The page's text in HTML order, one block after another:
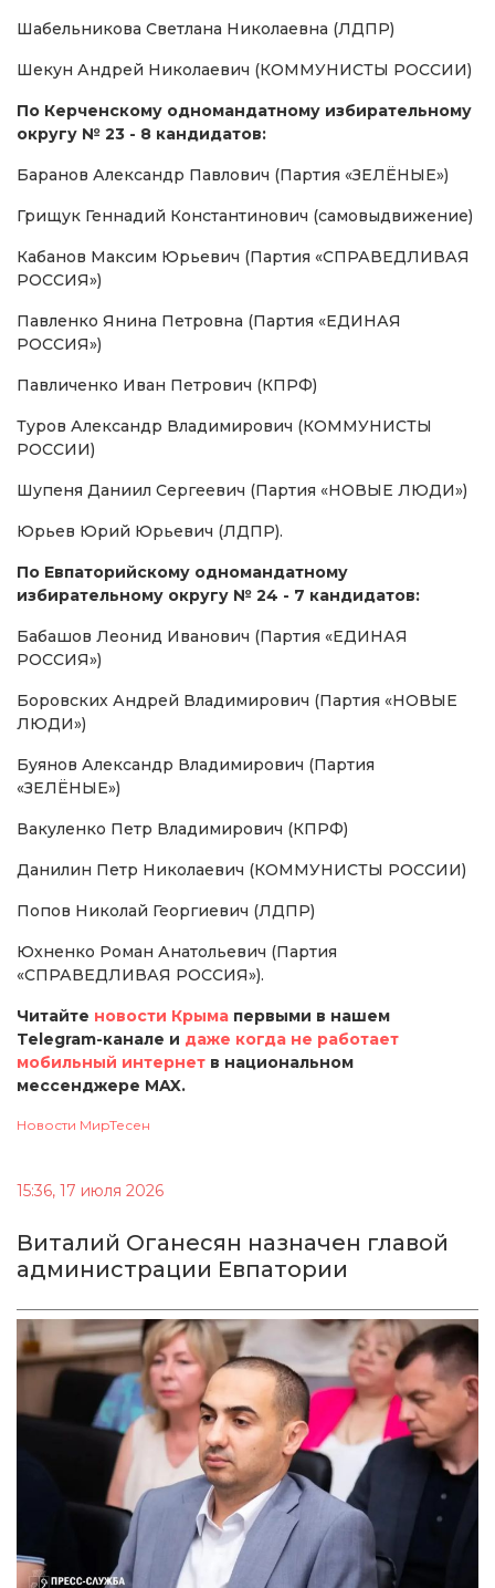
Шабельникова Светлана Николаевна (ЛДПР)
Шекун Андрей Николаевич (КОММУНИСТЫ РОССИИ)
По Керченскому одномандатному избирательному
округу № 23 - 8 кандидатов:
Баранов Александр Павлович (Партия «ЗЕЛЁНЫЕ»)
Грищук Геннадий Константинович (самовыдвижение)
Кабанов Максим Юрьевич (Партия «СПРАВЕДЛИВАЯ
РОССИЯ»)
Павленко Янина Петровна (Партия «ЕДИНАЯ
РОССИЯ»)
Павличенко Иван Петрович (КПРФ)
Туров Александр Владимирович (КОММУНИСТЫ
РОССИИ)
Шупеня Даниил Сергеевич (Партия «НОВЫЕ ЛЮДИ»)
Юрьев Юрий Юрьевич (ЛДПР).
По Евпаторийскому одномандатному
избирательному округу № 24 - 7 кандидатов:
Бабашов Леонид Иванович (Партия «ЕДИНАЯ
РОССИЯ»)
Боровских Андрей Владимирович (Партия «НОВЫЕ
ЛЮДИ»)
Буянов Александр Владимирович (Партия
«ЗЕЛЁНЫЕ»)
Вакуленко Петр Владимирович (КПРФ)
Данилин Петр Николаевич (КОММУНИСТЫ РОССИИ)
Попов Николай Георгиевич (ЛДПР)
Юхненко Роман Анатольевич (Партия
«СПРАВЕДЛИВАЯ РОССИЯ»).
Читайте новости Крыма первыми в нашем
Telegram-канале и даже когда не работает
мобильный интернет в национальном
мессенджере MAX.
Новости МирТесен
15:36, 17 июля 2026
Виталий Оганесян назначен главой
администрации Евпатории